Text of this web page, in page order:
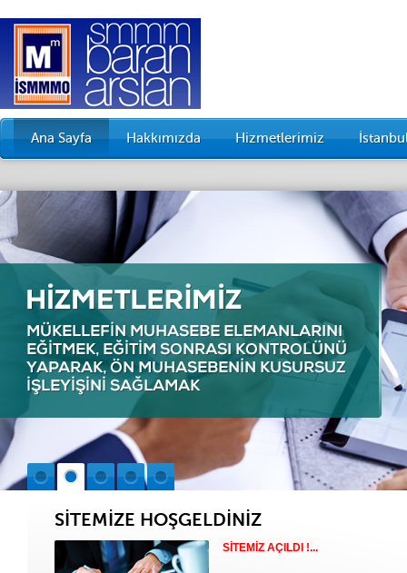
Ana Sayfa Hakkımızda Hizmetlerimiz
SİTEMİZE HOŞGELDİNİZ
SİTEMİZ AÇILDI !...